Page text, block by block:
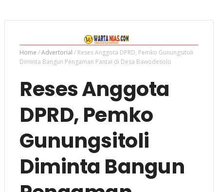
Home /Advertorial / Reses Anggota DPRD, Pemko Gunungsitoli
Diminta Bangun Pengaman Pantai di Desa Bawodesolo
Reses Anggota
DPRD, Pemko
Gunungsitoli
Diminta Bangun